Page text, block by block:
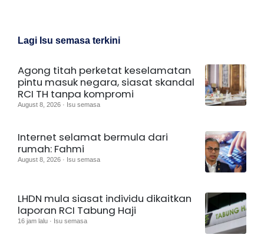
Lagi Isu semasa terkini
Agong titah perketat keselamatan
pintu masuk negara, siasat skandal
RCI TH tanpa kompromi
August 8, 2026 · Isu semasa
Internet selamat bermula dari
rumah: Fahmi
August 8, 2026 · Isu semasa
LHDN mula siasat individu dikaitkan
laporan RCI Tabung Haji
16 jam lalu · Isu semasa